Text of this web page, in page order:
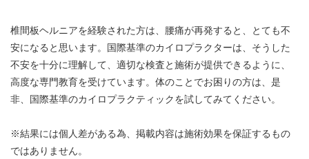
椎間板ヘルニアを経験された方は、腰痛が再発すると、とても不
安になると思います。国際基準のカイロプラクターは、そうした
不安を十分に理解して、適切な検査と施術が提供できるように、
高度な専門教育を受けています。体のことでお困りの方は、是
非、国際基準のカイロプラクティックを試してみてください。
※結果には個人差がある為、掲載内容は施術効果を保証するもの
ではありません。